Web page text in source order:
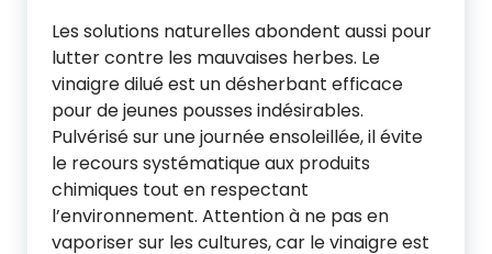
Les solutions naturelles abondent aussi pour
lutter contre les mauvaises herbes. Le
vinaigre dilué est un désherbant efficace
pour de jeunes pousses indésirables.
Pulvérisé sur une journée ensoleillée, il évite
le recours systématique aux produits
chimiques tout en respectant
l’environnement. Attention à ne pas en
vaporiser sur les cultures, car le vinaigre est